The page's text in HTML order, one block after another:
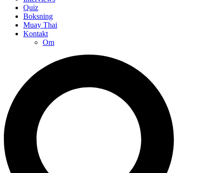
Quiz
Boksning
Muay Thai
Kontakt
Om